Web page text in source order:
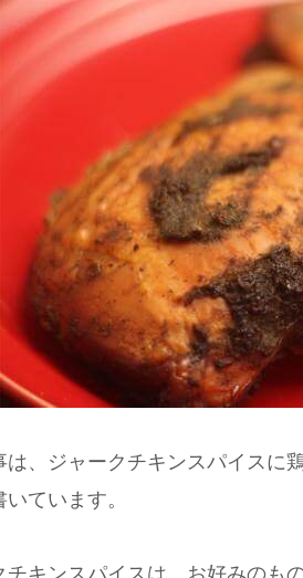
は、ジャークチキンスパイスに
ています。
チキンスパイスは、お好みのも